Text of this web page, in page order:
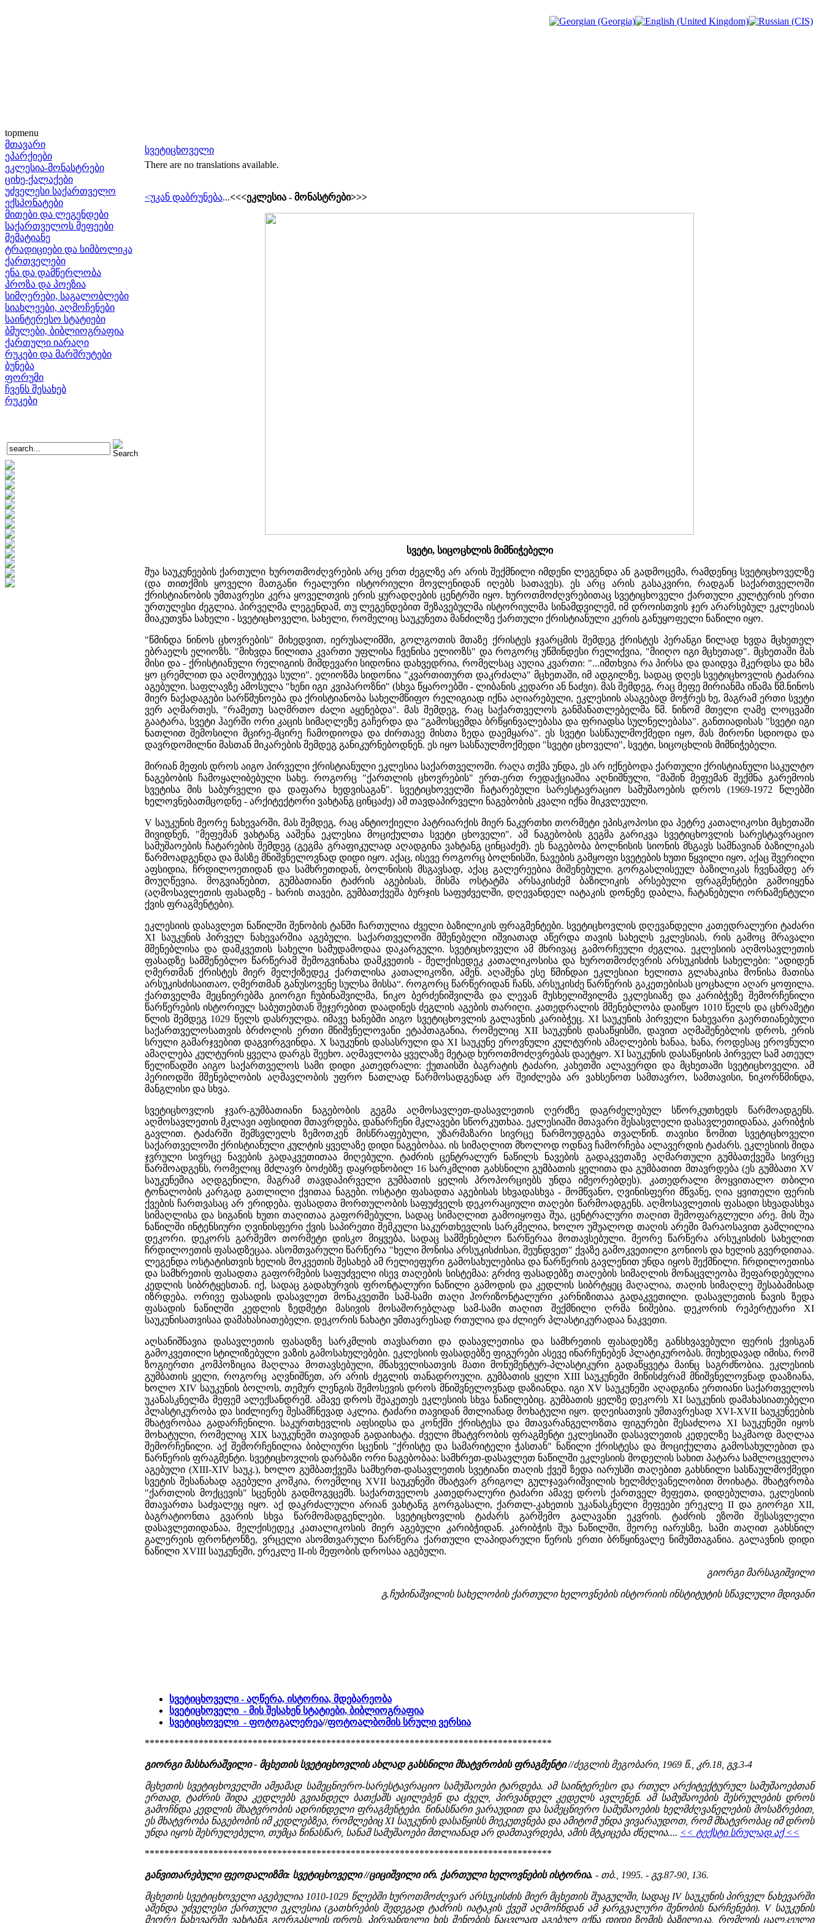
topmenu
მთავარი
ეპარქიები
ეკლესია-მონასტრები
ციხე-ქალაქები
უძველესი საქართველო
ექსპონატები
მითები და ლეგენდები
საქართველოს მეფეები
მემატიანე
ტრადიციები და სიმბოლიკა
ქართველები
ენა და დამწერლობა
პროზა და პოეზია
სიმღერები, საგალობლები
სიახლეები, აღმოჩენები
საინტერესო სტატიები
ბმულები, ბიბლიოგრაფია
ქართული იარაღი
რუკები და მარშრუტები
ბუნება
ფორუმი
ჩვენს შესახებ
რუკები
სვეტიცხოველი
There are no translations available.
<უკან დაბრუნება...<<<ეკლესია - მონასტრები>>>
სვეტი, სიცოცხლის მიმნიჭებელი
შუა საუკუნეების ქართული ხუროთმოძღვრების არც ერთ ძეგლზე არ არის შექმნილი იმდენი ლეგენდა ან გადმოცემა, რამდენიც სვეტიცხოველზე
(და თითქმის ყოველი მათგანი რეალური ისტორიული მოვლენიდან იღებს სათავეს). ეს არც არის გასაკვირი, რადგან საქართველოში
ქრისტიანობის უმთავრესი კერა ყოველთვის ერის ყურადღების ცენტრში იყო. ხუროთმოძღვრებითაც სვეტიცხოველი ქართული კულტურის ერთი
ურთულესი ძეგლია. პირველმა ლეგენდამ, თუ ლეგენდებით შეზავებულმა ისტორიულმა სინამდვილემ, იმ დროისთვის ჯერ არარსებულ ეკლესიას
მიაკუთვნა სახელი - სვეტიცხოველი, სახელი, რომელიც საუკუნეთა მანძილზე ქართული ქრისტიანული კერის განუყოფელი ნაწილი იყო.
"წმინდა ნინოს ცხოვრების" მიხედვით, იერუსალიმში, გოლგოთის მთაზე ქრისტეს ჯვარცმის შემდეგ ქრისტეს პერანგი წილად ხვდა მცხეთელ
ებრაელს ელიოზს. "მიხვდა წილითა კვართი უფლისა ჩვენისა ელიოზს" და როგორც უწმინდესი რელიქვია, "მიიღო იგი მცხეთად". მცხეთაში მას
მისი და - ქრისტიანული რელიგიის მიმდევარი სიდონია დახვედრია, რომელსაც აუღია კვართი: "...იმთხვია რა პირსა და დაიდვა მკერდსა და ხმა
ყო ცრემლით და აღმოუტევა სული". ელიოზმა სიდონია "კვართითურთ დაკრძალა" მცხეთაში, იმ ადგილზე, სადაც დღეს სვეტიცხოვლის ტაძარია
აგებული. საფლავზე ამოსულა "ხენი იგი კვიპაროზნი" (სხვა წყაროებში - ლიბანის კედარი ან ნაძვი). მას შემდეგ, რაც მეფე მირიანმა იწამა წმ.ნინოს
მიერ ნაქადაგები სარწმუნოება და ქრისტიანობა სახელმწიფო რელიგიად იქნა აღიარებული, ეკლესიის ასაგებად მოჭრეს ხე, მაგრამ ერთი სვეტი
ვერ აღმართეს, "რამეთუ საღმრთო ძალი აყენებდა". მას შემდეგ, რაც საქართველოს განმანათლებელმა წმ. ნინომ მთელი ღამე ლოცვაში
გაატარა, სვეტი ჰაერში ორი კაცის სიმაღლეზე გაჩერდა და "გამოსცემდა ბრწყინვალებასა და ფრიადსა სულნელებასა". განთიადისას "სვეტი იგი
ნათლით შემოსილი მცირე-მცირე ჩამოდიოდა და ძირთავე მისთა ზედა დაემყარა". ეს სვეტი სასწაულმოქმედი იყო, მას მირონი სდიოდა და
დავრდომილნი მასთან მიკარების შემდეგ განიკურნებოდნენ. ეს იყო სასწაულმოქმედი "სვეტი ცხოველი", სვეტი, სიცოცხლის მიმნიჭებელი.
მირიან მეფის დროს აიგო პირველი ქრისტიანული ეკლესია საქართველოში. რაღა თქმა უნდა, ეს არ იქნებოდა ქართული ქრისტიანული საკულტო
ნაგებობის ჩამოყალიბებული სახე. როგორც "ქართლის ცხოვრების" ერთ-ერთ რედაქციაშია აღნიშნული, "მაშინ მეფემან შექმნა გარემოის
სვეტისა მის საბურველი და დაფარა ხედვისაგან". სვეტიცხოველში ჩატარებული სარესტავრაციო სამუშაოების დროს (1969-1972 წლებში
ხელოვნებათმცოდნე - არქიტექტორი ვახტანგ ცინცაძე) ამ თავდაპირველი ნაგებობის კვალი იქნა მიკვლეული.
V საუკუნის მეორე ნახევარში, მას შემდეგ, რაც ანტიოქიელი პატრიარქის მიერ ნაკურთხი თორმეტი ეპისკოპოსი და პეტრე კათალიკოსი მცხეთაში
მივიდნენ, "მეფემან ვახტანგ ააშენა ეკლესია მოციქულთა სვეტი ცხოველი". ამ ნაგებობის გეგმა გარიკვა სვეტიცხოვლის სარესტავრაციო
სამუშაოების ჩატარების შემდეგ (გეგმა გრაფიკულად აღადგინა ვახტანგ ცინცაძემ). ეს ნაგებობა ბოლნისის სიონის მსგავს სამნავიან ბაზილიკას
წარმოადგენდა და მასზე მნიშვნელოვნად დიდი იყო. აქაც, ისევე როგორც ბოლნისში, ნავების გამყოფი სვეტების ხუთი წყვილი იყო, აქაც შვერილი
აფსიდია, ჩრდილოეთიდან და სამხრეთიდან, ბოლნისის მსგავსად, აქაც გალერეებია მიშენებული. გორგასლისეულ ბაზილიკას ჩვენამდე არ
მოუღწევია. მოგვიანებით, გუმბათიანი ტაძრის აგებისას, მისმა ოსტატმა არსაკისძემ ბაზილიკის არსებული ფრაგმენტები გამოიყენა
(აღმოსავლეთის ფასადზე - ხარის თავები, გუმბათქვეშა ბურჯის საფუძველში, დღევანდელ იატაკის დონეზე დაბლა, ჩატანებული ორნამენტული
ქვის ფრაგმენტები).
ეკლესიის დასავლეთ ნაწილში შენობის ტანში ჩართულია ძველი ბაზილიკის ფრაგმენტები. სვეტიცხოვლის დღევანდელი კათედრალური ტაძარი
XI საუკუნის პირველ ნახევარშია აგებული. საქართველოში მშენებელი იშვიათად აწერდა თავის სახელს ეკლესიას, რის გამოც მრავალი
მშენებლისა და დამკვეთის სახელი სამუდამოდაა დაკარგული. სვეტიცხოველი ამ მხრივაც გამორჩეული ძეგლია. ეკლესიის აღმოსავლეთის
ფასადზე სამშენებლო წარწერამ შემოგვინახა დამკვეთის - მელქისედეკ კათალიკოსისა და ხუროთმოძღვრის არსუკისძის სახელები: "ადიდენ
ღმერთმან ქრისტეს მიერ მელქიზედეკ ქართლისა კათალიკოზი, ამენ. აღაშენა ესე წმინდაი ეკლესიაი ხელითა გლახაკისა მონისა მათისა
არსუკისძისაითაო, ღმერთმან განუსოვენე სულსა მისსა“. როგორც წარწერიდან ჩანს, არსუკისძე წარწერის გაკეთებისას ცოცხალი აღარ ყოფილა.
ქართველმა მეცნიერებმა გიორგი ჩუბინაშვილმა, ნიკო ბერძენიშვილმა და ლევან მუსხელიშვილმა ეკლესიაზე და კარიბჭეზე შემორჩენილი
წარწერების ისტორიულ საბუთებთან შეჯერებით დაადინეს ძეგლის აგების თარიღი. კათედრალის მშენებლობა დაიწყო 1010 წელს და ცხრამეტი
წლის შემდეგ 1029 წელს დასრულდა. იმავე ხანებში აიგო სვეტიცხოვლის გალავნის კარიბჭეც. XI საუკუნის პირველი ნახევარი გაერთიანებული
საქართველოსათვის ბრძოლის ერთი მნიშვნელოვანი ეტაპთაგანია, რომელიც XII საუკუნის დასაწყისში, დავით აღმაშენებლის დროს, ერის
სრული გამარჯვებით დაგვირგვინდა. X საუკუნის დასასრული და XI საუკუნე ეროვნული კულტურის ამაღლების ხანაა, ხანა, როდესაც ეროვნული
ამაღლება კულტურის ყველა დარგს შეეხო. აღმავლობა ყველაზე მეტად ხუროთმოძღვრებას დაეტყო. XI საუკუნის დასაწყისის პირველ სამ ათეულ
წელიწადში აიგო საქართველოს სამი დიდი კათედრალი: ქუთაისში ბაგრატის ტაძარი, კახეთში ალავერდი და მცხეთაში სვეტიცხოველი. ამ
პერიოდში მშენებლობის აღმავლობის უფრო ნათლად წარმოსადგენად არ შეიძლება არ ვახსენოთ სამთავრო, სამთავისი, ნიკორწმინდა,
მანგლისი და სხვა.
სვეტიცხოვლის ჯვარ-გუმბათიანი ნაგებობის გეგმა აღმოსავლეთ-დასავლეთის ღერძზე დაგრძელებულ სწორკუთხედს წარმოადგენს.
აღმოსავლეთის მკლავი აფსიდით მთავრდება, დანარჩენი მკლავები სწორკუთხაა. ეკლესიაში მთავარი შესასვლელი დასავლეთიდანაა, კარიბჭის
გავლით. ტაძარში შემსვლელს ზემოთკენ მისწრაფებული, უზარმაზარი სივრცე წარმოუდგება თვალწინ. თავისი ზომით სვეტიცხოველი
საქართველოში ქრისტიანული კულტის ყველაზე დიდი ნაგებობაა. ის სიმაღლით მხოლოდ ოდნავ ჩამორჩება ალავერდის ტაძარს. ეკლესიის შიდა
ჯვრული სივრცე ნავების გადაკვეთითაა მიღებული. ტაძრის ცენტრალურ ნაწილს ნავების გადაკვეთაზე აღმართული გუმბათქვეშა სივრცე
წარმოადგენს, რომელიც მძლავრ ბოძებზე დაყრდნობილ 16 სარკმლით გახსნილი გუმბათის ყელითა და გუმბათით მთავრდება (ეს გუმბათი XV
საუკუნეშია აღდგენილი, მაგრამ თავდაპირველი გუმბათის ყელის პროპორციებს უნდა იმეორებდეს). კათედრალი მოყვითალო თბილი
ტონალობის კარგად გათლილი ქვითაა ნაგები. ოსტატი ფასადთა აგებისას სხვადასხვა - მომწვანო, ღვინისფერი მწვანე, ღია ყვითელი ფერის
ქვების ჩართვასაც არ ერიდება. ფასადთა მორთულობის საფუძველს დეკორაციული თაღები წარმოადგენს. აღმოსავლეთის ფასადი სხვადასხვა
სიმაღლისა და სიგანის ხუთი თაღითაა გაფორმებული, სადაც სიმაღლით გამოიყოფა შუა, ცენტრალური თაღით შემოფარგლული არე. მის შუა
ნაწილში ინტენსიური ღვინისფერი ქვის საპირეთი შემკული საკურთხევლის სარკმელია, ხოლო უშუალოდ თაღის არეში მარაოსავით გაშლილია
დეკორი. დეკორს გარშემო თორმეტი დისკო მიყვება, სადაც სამშენებლო წარწერაა მოთავსებული. მეორე წარწერა არსუკისძის სახელით
ჩრდილოეთის ფასადზეცაა. ასომთვარული წარწერა "ხელი მონისა არსუკისძისაი, შეუნდვეთ" ქვაზე გამოკვეთილი გონიოს და ხელის გვერდითაა.
ლეგენდა ოსტატისთვის ხელის მოკვეთის შესახებ ამ რელიეფური გამოსახულებისა და წარწერის გავლენით უნდა იყოს შექმნილი. ჩრდილოეთისა
და სამხრეთის ფასადთა გაფორმების საფუძველი ისევ თაღების სისტემაა: გრძივ ფასადებზე თაღების სიმაღლის მონაცვლეობა შეფარდებულია
კედლის სიბრტყესთან. იქ, სადაც გადახურვის ფრონტალური ნაწილი გამოდის და კედლის სიბრტყეც მაღალია, თაღის სიმაღლე შესაბამისად
იზრდება. ორივე ფასადის დასავლეთ მონაკვეთში სამ-სამი თაღი ჰორიზონტალური კარნიზითაა გადაკვეთილი. დასავლეთის ნავის ზედა
ფასადის ნაწილში კედლის ზედმეტი მასივის მოსაშორებლად სამ-სამი თაღით შექმნილი ღრმა ნიშებია. დეკორის რეპერტუარი XI
საუკუნისათვისაა დამახასიათებელი. დეკორის ნახატი უმთავრესად რთულია და ძლიერ პლასტიკურადაა ნაკვეთი.
აღსანიშნავია დასავლეთის ფასადზე სარკმლის თავსართი და დასავლეთისა და სამხრეთის ფასადებზე განსხვავებული ფერის ქვისგან
გამოკვეთილი სტილიზებული ვაზის გამოსახულებები. ეკლესიის ფასადებზე ფიგურები ასევე ინარჩუნებენ პლატიკურობას. მიუხედავად იმისა, რომ
ზოგიერთი კომპოზიცია მაღლაა მოთავსებული, მნახველისათვის მათი მონუმენტურ-პლასტიკური გადაწყვეტა მაინც საგრძნობია. ეკლესიის
გუმბათის ყელი, როგორც აღვნიშნეთ, არ არის ძეგლის თანადროული. გუმბათის ყელი XIII საუკუნეში მიწისძვრამ მნიშვნელოვნად დააზიანა,
ხოლო XIV საუკუნის ბოლოს, თემურ ლენგის შემოსევის დროს მნიშვნელოვნად დაზიანდა. იგი XV საუკუნეში აღადგინა ერთიანი საქართველოს
უკანასკნელმა მეფემ ალექსანდრემ. ამავე დროს შეაკეთეს ეკლესიის სხვა ნაწილებიც. გუმბათის ყელზე დეკორს XI საუკუნის დამახასიათებელი
პლასტიკურობა და სიძლიერე შესამჩნევად აკლია. ტაძარი თავიდან მთლიანად მოხატული იყო. დღეისათვის უმთავრესად XVI-XVII საუკუნეების
მხატვრობაა გადარჩენილი. საკურთხევლის აფსიდსა და კონქში ქრისტესა და მთავარანგელოზთა ფიგურები შესაძლოა XI საუკუნეში იყოს
მოხატული, რომელიც XIX საუკუნეში თავიდან გადაიხატა. ძველი მხატვრობის ფრაგმენტი ეკლესიაში დასავლეთის კედელზე საკმაოდ მაღლაა
შემორჩენილი. აქ შემორჩენილია ბიბლიური სცენის "ქრისტე და სამარიტელი ჭასთან" ნაწილი ქრისტესა და მოციქულთა გამოსახულებით და
წარწერის ფრაგმენტი. სვეტიცხოვლის დარბაზი ორი ნაგებობაა: სამხრეთ-დასავლეთ ნაწილში ეკლესიის მოდელის სახით პატარა სამლოცველოა
აგებული (XIII-XIV საუკ.), ხოლო გუმბათქვეშა სამხერთ-დასავლეთის სვეტიანი თაღის ქვეშ ზედა იარუსში თაღებით გახსნილი სასწაულმოქმედი
სვეტის შესანახად აგებული კოშკია, როემლიც XVII საუკუნეში მხატვარ გრიგოლ გულჯავარიშვილის ხელმძღვანელობით მოიხატა. მხატვრობა
"ქართლის მოქცევის" სცენებს გადმოგვცემს. საქართველოს კათედრალური ტაძარი ამავე დროს ქართველ მეფეთა, დიდებულთა, ეკლესიის
მთავართა საძვალეც იყო. აქ დაკრძალული არიან ვახტანგ გორგასალი, ქართლ-კახეთის უკანასკნელი მეფეები ერეკლე II და გიორგი XII,
ბაგრატიონთა გვარის სხვა წარმომადგენლები. სვეტიცხოვლის ტაძარს გარშემო გალავანი ეკვრის. ტაძრის ეზოში შესასვლელი
დასავლეთიდანაა, მელქისედეკ კათალიკოსის მიერ აგებული კარიბჭიდან. კარიბჭის შუა ნაწილში, მეორე იარუსზე, სამი თაღით გახსნილ
გალერეის ფრონტონზე, ვრცელი ასომთვარული წარწერა ქართული ლაპიდარული წერის ერთი ბრწყინვალე ნიმუშთაგანია. გალავნის დიდი
ნაწილი XVIII საუკუნეში, ერეკლე II-ის მეფობის დროსაა აგებული.
გიორგი მარსაგიშვილი
გ.ჩუბინაშვილის სახელობის ქართული ხელოვნების ისტორიის ინსტიტუტის სწავლული მდივანი
სვეტიცხოველი - აღწერა, ისტორია, მდებარეობა
სვეტიცხოველი - მის შესახენ სტატიები, ბიბლიოგრაფია
სვეტიცხოველი - ფოტოგალერეა//ფოტოალბომის სრული ვერსია
***********************************************************************************
გიორგი მასხარაშვილი - მცხეთის სვეტიცხოვლის ახლად გახსნილი მხატვრობის ფრაგმენტი//ძეგლის მეგობარი, 1969 წ., კრ.18, გვ.3-4
მცხეთის სვეტიცხოველში ამჟამად სამეცნიერო-სარესტავრაციო სამუშაოები ტარდება. ამ საინტერესო და რთულ არქიტექტურულ სამუშაოებთან
ერთად, ტაძრის შიდა კედლებს გვიანდელ ბათქაშს აცილებენ და ძველ, პირვანდელ კედელს ავლენენ. ამ სამუშაოების შესრულების დროს
გამოჩნდა კედლის მხატვრობის ადრინდელი ფრაგმენტები. წინასწარი ვარაუდით და სამეცნიერო სამუშაოების ხელმძღვანელების მოსაზრებით,
ეს მხატვრობა ნაგებობის იმ კედლებზეა, რომლებიც XI საუკუნის დასაწყისს მიეკუთვნება და ამიტომ უნდა ვივარაუდოთ, რომ მხატვრობაც იმ დროს
უნდა იყოს შესრულებული, თუმცა წინასწარ, სანამ სამუშაოები მთლიანად არ დამთავრდება, ამის მტკიცება ძნელია.... << ტექსტი სრულად აქ <<
***********************************************************************************
განვითარებული ფეოდალიზმი: სვეტიცხოველი //ციციშვილი ირ. ქართული ხელოვნების ისტორია. - თბ., 1995. - გვ.87-90, 136.
მცხეთის სვეტიცხოველი აგებულია 1010-1029 წლებში ხუროთმოძღვარ არსუკისძის მიერ მცხეთის შუაგულში, სადაც IV საუკუნის პირველ ნახევარში
აშენდა უძველესი ქართული ეკლესია (გათხრების შედეგად ტაძრის იატაკის ქვეშ აღმოჩნდან ამ ჯარგვალური შენობის ნარჩენები). V საუკუნის
მეორე ნახევარში ვახტანგ გორგასლის დროს, პირვანდელი ხის შენობის ნაცვლად აგებულ იქნა დიდი ზომის ბაზილიკა, რომლის ცალკეული